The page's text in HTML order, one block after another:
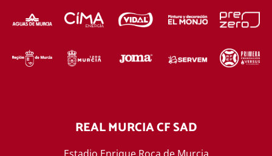
REAL MURCIA CF SAD